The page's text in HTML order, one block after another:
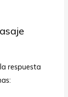
respuesta